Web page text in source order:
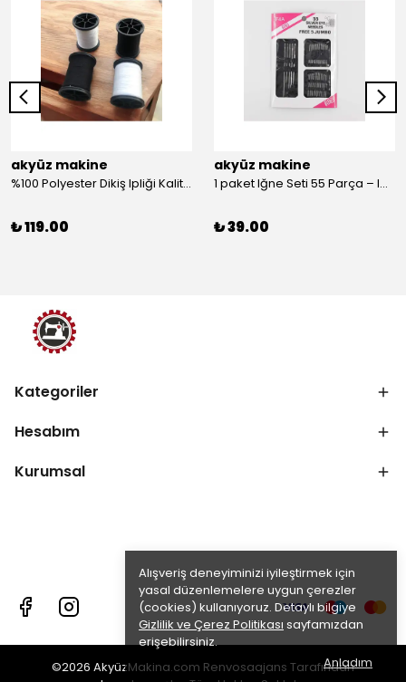
Alışveriş deneyiminizi iyileştirmek için
yasal düzenlemelere uygun çerezler
(cookies) kullanıyoruz. Detaylı bilgiye
Gizlilik ve Çerez Politikası sayfamızdan
erişebilirsiniz.
Anladım
akyüz makine
%100 Polyester Dikiş Ipliği Kaliteli 2 Adet Farklı Makara Ip Dikiş İpi Siyah&Beyaz 2'Li Set
₺ 119.00
akyüz makine
1 paket Iğne Seti 55 Parça – Iğne
₺ 39.00
Kategoriler
Hesabım
Kurumsal
©2026 AkyüzMakina.com Renvosaajans Tarafından